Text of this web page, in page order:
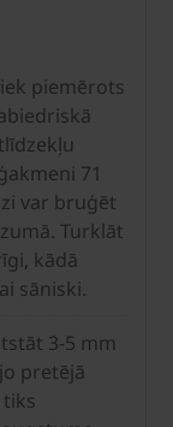
piemērots
71
var bruģēt
Turklāt
kādā
sāniski.
3-5 mm
pretējā